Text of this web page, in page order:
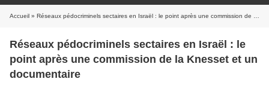
Accueil » Réseaux pédocriminels sectaires en Israël : le point après une commission de la Knesset et un documentaire
Réseaux pédocriminels sectaires en Israël : le
point après une commission de la Knesset et un
documentaire